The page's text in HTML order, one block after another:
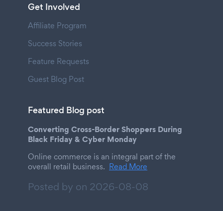
Get Involved
Affiliate Program
Success Stories
Feature Requests
Guest Blog Post
Featured Blog post
Converting Cross-Border Shoppers During
Black Friday & Cyber Monday
Online commerce is an integral part of the
overall retail business. Read More
Posted by on 2026-08-08